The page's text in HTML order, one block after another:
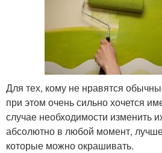
Для тех, кому не нравятся
при этом очень сильно хочется
случае необходимости изменить
абсолютно в любой момент,
которые можно окрашивать.